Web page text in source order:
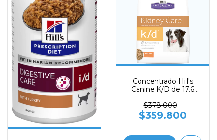
Concentrado Hill's
Canine K/D de 17.6
$378.000
$359.800